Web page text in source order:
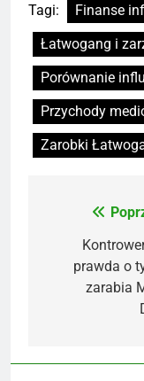
Tagi:
Finanse
Łatwogang i
Porównanie
Przychody
Zarobki
Nawigacja
wpisu
prawda o
zarabia